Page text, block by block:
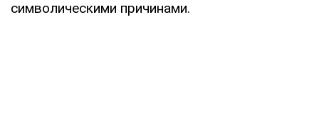
символическими причинами.